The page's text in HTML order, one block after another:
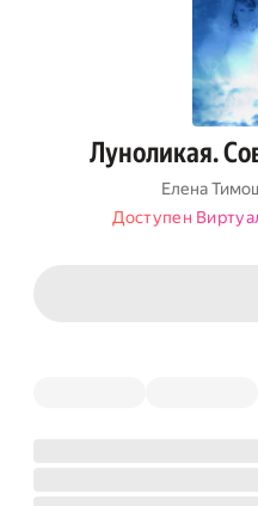
Луноликая.
Елена
Доступен